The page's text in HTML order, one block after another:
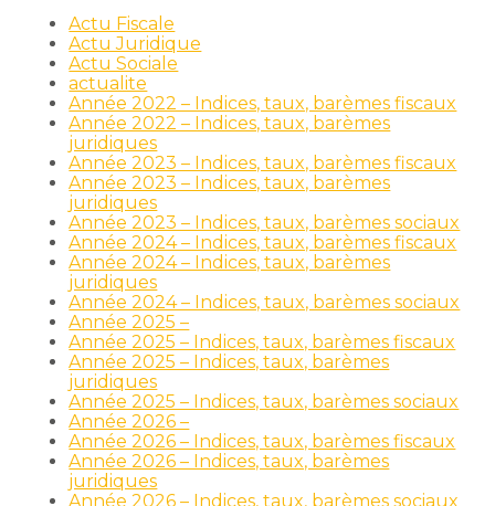
Actu Fiscale
Actu Juridique
Actu Sociale
actualite
Année 2022 – Indices, taux, barèmes fiscaux
Année 2022 – Indices, taux, barèmes
juridiques
Année 2023 – Indices, taux, barèmes fiscaux
Année 2023 – Indices, taux, barèmes
juridiques
Année 2023 – Indices, taux, barèmes sociaux
Année 2024 – Indices, taux, barèmes fiscaux
Année 2024 – Indices, taux, barèmes
juridiques
Année 2024 – Indices, taux, barèmes sociaux
Année 2025 –
Année 2025 – Indices, taux, barèmes fiscaux
Année 2025 – Indices, taux, barèmes
juridiques
Année 2025 – Indices, taux, barèmes sociaux
Année 2026 –
Année 2026 – Indices, taux, barèmes fiscaux
Année 2026 – Indices, taux, barèmes
juridiques
Année 2026 – Indices, taux, barèmes sociaux